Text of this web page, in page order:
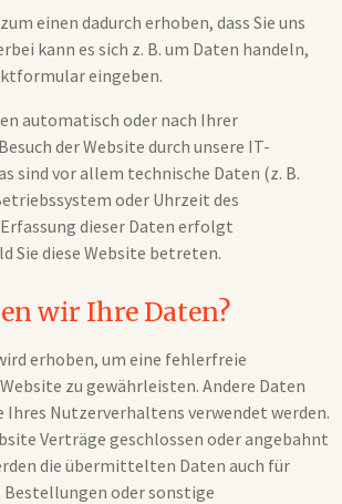
einen dadurch erhoben, dass Sie uns
kann es sich z. B. um Daten handeln,
eingeben.
automatisch oder nach Ihrer
der Website durch unsere IT-
sind vor allem technische Daten (z. B.
oder Uhrzeit des
dieser Daten erfolgt
Sie diese Website betreten.
wir Ihre Daten?
erhoben, um eine fehlerfreie
zu gewährleisten. Andere Daten
Ihres Nutzerverhaltens verwendet werden.
Verträge geschlossen oder angebahnt
die übermittelten Daten auch für
oder sonstige